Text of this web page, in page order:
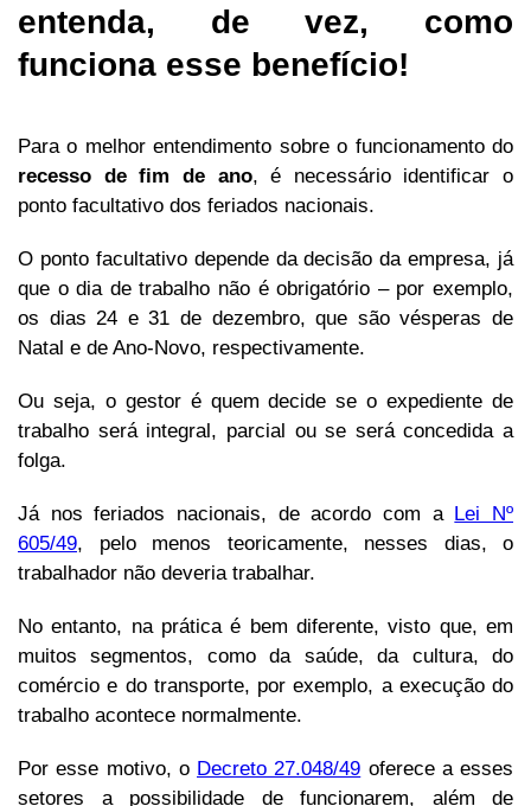
entenda, de vez, como
funciona esse benefício!
Para o melhor entendimento sobre o funcionamento do
recesso de fim de ano, é necessário identificar o
ponto facultativo dos feriados nacionais.
O ponto facultativo depende da decisão da empresa, já
que o dia de trabalho não é obrigatório – por exemplo,
os dias 24 e 31 de dezembro, que são vésperas de
Natal e de Ano-Novo, respectivamente.
Ou seja, o gestor é quem decide se o expediente de
trabalho será integral, parcial ou se será concedida a
folga.
Já nos feriados nacionais, de acordo com a Lei Nº
605/49, pelo menos teoricamente, nesses dias, o
trabalhador não deveria trabalhar.
No entanto, na prática é bem diferente, visto que, em
muitos segmentos, como da saúde, da cultura, do
comércio e do transporte, por exemplo, a execução do
trabalho acontece normalmente.
Por esse motivo, o Decreto 27.048/49 oferece a esses
setores a possibilidade de funcionarem, além de